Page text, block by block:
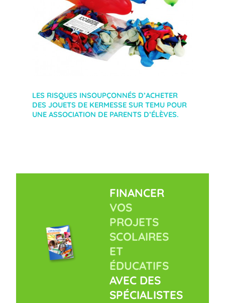
LES RISQUES INSOUPÇONNÉS D’ACHETER
DES JOUETS DE KERMESSE SUR TEMU POUR
UNE ASSOCIATION DE PARENTS D’ÉLÈVES.
FINANCER
VOS
PROJETS
SCOLAIRES
ET
ÉDUCATIFS
AVEC DES
SPÉCIALISTES